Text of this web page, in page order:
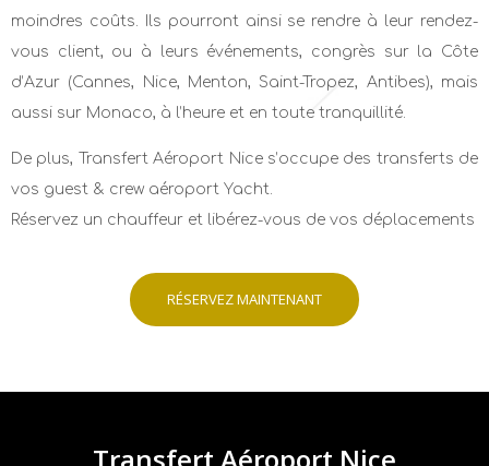
moindres coûts. Ils pourront ainsi se rendre à leur rendez-
vous client, ou à leurs événements, congrès sur la Côte
d’Azur (Cannes, Nice, Menton, Saint-Tropez, Antibes), mais
aussi sur Monaco, à l’heure et en toute tranquillité.
De plus, Transfert Aéroport Nice s’occupe des transferts de
vos guest & crew aéroport Yacht.
Réservez un chauffeur et libérez-vous de vos déplacements
RÉSERVEZ MAINTENANT